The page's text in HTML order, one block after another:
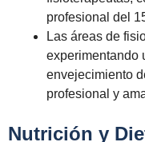
profesional del
Las áreas de
experimentando
envejecimiento
profesional y
Nutrición y